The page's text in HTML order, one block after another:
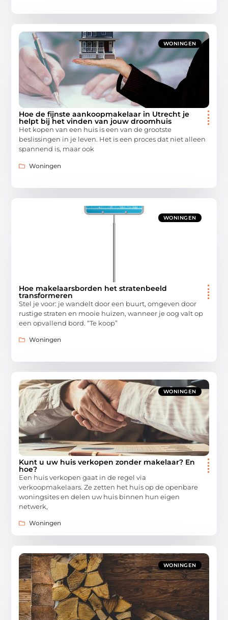
WONINGEN
Hoe de fijnste aankoopmakelaar in Utrecht je
helpt bij het vinden van jouw droomhuis
Het kopen van een huis is een van de grootste
beslissingen in je leven. Het is een proces dat niet alleen
spannend is, maar ook
Woningen
WONINGEN
Hoe makelaarsborden het stratenbeeld
transformeren
Stel je voor: je wandelt door een buurt, omgeven door
rustige straten en mooie huizen, wanneer je oog valt op
een opvallend bord. “Te koop”
Woningen
WONINGEN
Kunt u uw huis verkopen zonder makelaar? En
hoe?
Een huis verkopen gaat in de regel via
verkoopmakelaars. Ze zetten het huis op de openbare
woningsites en delen uw huis binnen hun eigen
netwerk,
Woningen
WONINGEN